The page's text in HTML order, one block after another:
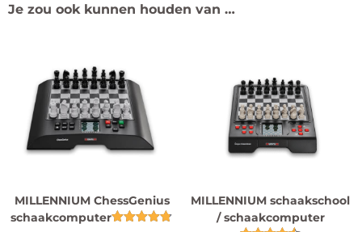
Je zou ook kunnen houden van …
MILLENNIUM ChessGenius
schaakcomputer
MILLENNIUM schaakschool
/ schaakcomputer